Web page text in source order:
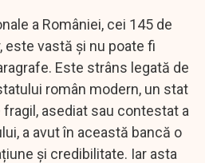
a României, cei 145 de
este vastă și nu poate fi
Este strâns legată de
român modern, un stat
asediat sau contestat a
a avut în această bancă o
și credibilitate. Iar asta